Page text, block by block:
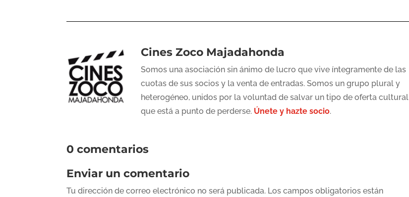
Cines Zoco Majadahonda
Somos una asociación sin ánimo de lucro que vive íntegramente de las
cuotas de sus socios y la venta de entradas. Somos un grupo plural y
heterogéneo, unidos por la voluntad de salvar un tipo de oferta cultural
que está a punto de perderse. Únete y hazte socio.
0 comentarios
Enviar un comentario
Tu dirección de correo electrónico no será publicada. Los campos obligatorios están